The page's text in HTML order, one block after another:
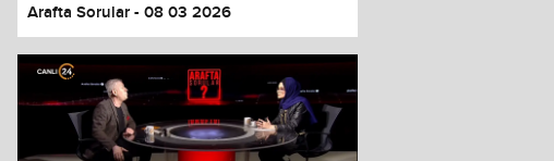
Arafta Sorular - 08 03 2026